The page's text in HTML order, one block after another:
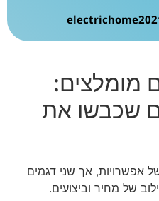
מומלצים:
שכבשו את
אפשרויות, אך שני דגמים
של מחיר וביצועים.